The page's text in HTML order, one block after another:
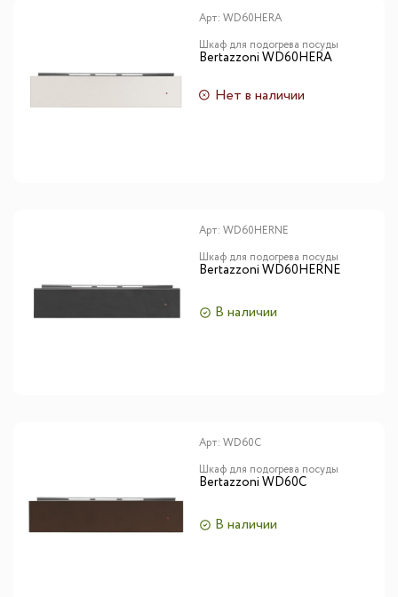
Арт: WD60HERA
Шкаф для подогрева посуды
Bertazzoni WD60HERA
Нет в наличии
Арт: WD60HERNE
Шкаф для подогрева посуды
Bertazzoni WD60HERNE
В наличии
Арт: WD60C
Шкаф для подогрева посуды
Bertazzoni WD60C
В наличии